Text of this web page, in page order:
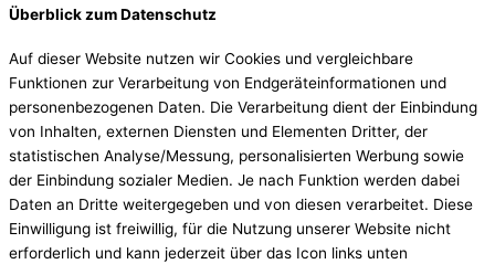
Überblick zum Datenschutz
Auf dieser Website nutzen wir Cookies und vergleichbare
Funktionen zur Verarbeitung von Endgeräteinformationen und
personenbezogenen Daten. Die Verarbeitung dient der Einbindung
von Inhalten, externen Diensten und Elementen Dritter, der
statistischen Analyse/Messung, personalisierten Werbung sowie
der Einbindung sozialer Medien. Je nach Funktion werden dabei
Daten an Dritte weitergegeben und von diesen verarbeitet. Diese
Einwilligung ist freiwillig, für die Nutzung unserer Website nicht
erforderlich und kann jederzeit über das Icon links unten